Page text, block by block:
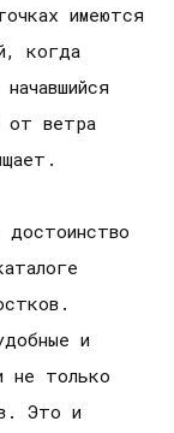
имеются
когда
от ветра
и
не только
Это и